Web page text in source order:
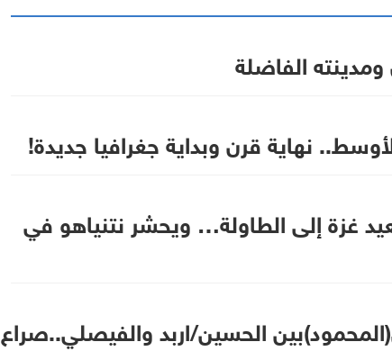
الفاضلة
نهاية قرن وبداية جغرافيا جديدة!
غزة إلى الطاولة… ويحشر نتنياهو في
الحسين/اربد والفيصلي..صراع